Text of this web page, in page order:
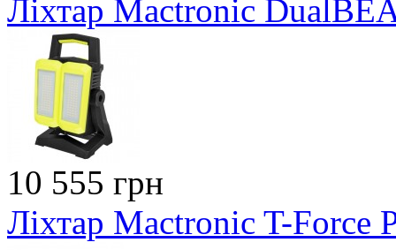
Ліхтар Mactronic
10 555 грн
Ліхтар Mactronic T-